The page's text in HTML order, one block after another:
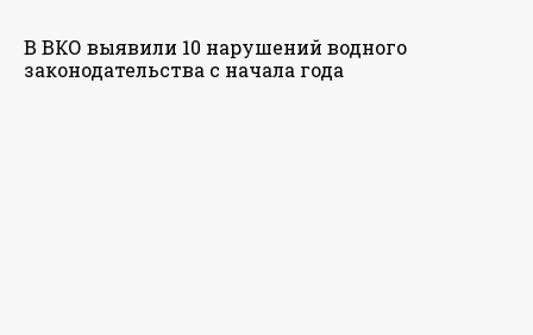
В ВКО выявили 10 нарушений водного
законодательства с начала года